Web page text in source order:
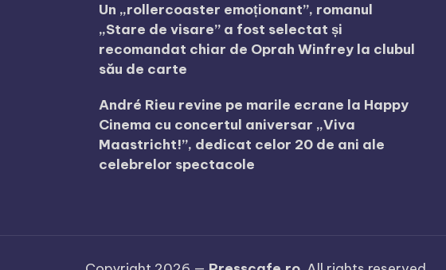
Un „rollercoaster emoționant”, romanul
„Stare de visare” a fost selectat și
recomandat chiar de Oprah Winfrey la clubul
său de carte
André Rieu revine pe marile ecrane la Happy
Cinema cu concertul aniversar „Viva
Maastricht!”, dedicat celor 20 de ani ale
celebrelor spectacole